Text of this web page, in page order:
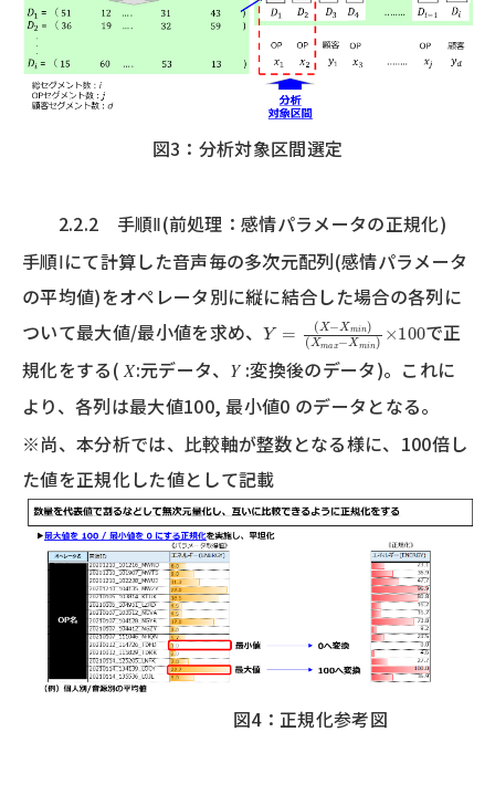
図3：分析対象区間選定
2.2.2 手順Ⅱ(前処理：感情パラメータの正規化)
手順Ⅰにて計算した音声毎の多次元配列(感情パラメータ
の平均値)をオペレータ別に縦に結合した場合の各列に
ついて最大値/最小値を求め、Y= −Xmin)(X ax
−X n)×100
で正
規化をする( X:元データ、 Y:変換後のデータ)。これに
より、各列は最大値100, 最小値0 のデータとなる。
※尚、本分析では、比較軸が整数となる様に、100倍し
た値を正規化した値として記載
図4：正規化参考図